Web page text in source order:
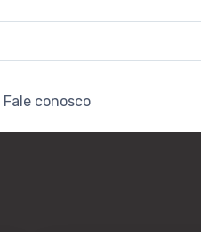
Fale conosco